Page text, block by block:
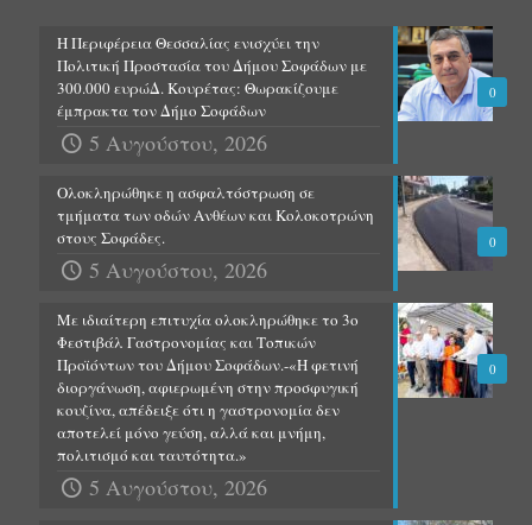
0
Η Περιφέρεια Θεσσαλίας ενισχύει την
Πολιτική Προστασία του Δήμου Σοφάδων με
300.000 ευρώΔ. Κουρέτας: Θωρακίζουμε
έμπρακτα τον Δήμο Σοφάδων
5 Αυγούστου, 2026
0
Ολοκληρώθηκε η ασφαλτόστρωση σε
τμήματα των οδών Ανθέων και Κολοκοτρώνη
στους Σοφάδες.
5 Αυγούστου, 2026
0
Με ιδιαίτερη επιτυχία ολοκληρώθηκε το 3ο
Φεστιβάλ Γαστρονομίας και Τοπικών
Προϊόντων του Δήμου Σοφάδων.-«Η φετινή
διοργάνωση, αφιερωμένη στην προσφυγική
κουζίνα, απέδειξε ότι η γαστρονομία δεν
αποτελεί μόνο γεύση, αλλά και μνήμη,
πολιτισμό και ταυτότητα.»
5 Αυγούστου, 2026